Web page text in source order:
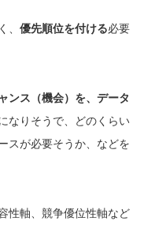
、 優先順位を付ける必要
ンス（機会）を、データ
なりそうで、どのくらい
スが必要そうか、などを
性軸、競争優位性軸など